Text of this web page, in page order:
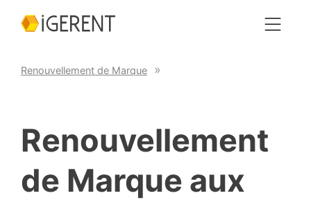
Renouvellement de Marque
Renouvellement
de Marque aux